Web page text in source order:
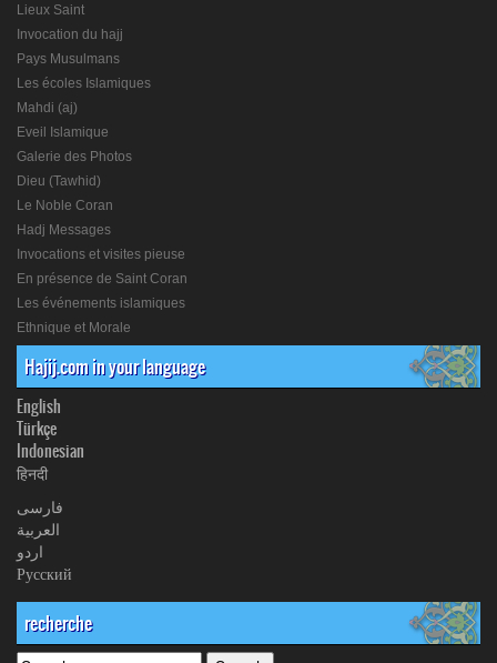
Lieux Saint
Invocation du hajj
Pays Musulmans
Les écoles Islamiques
Mahdi (aj)
Eveil Islamique
Galerie des Photos
Dieu (Tawhid)
Le Noble Coran
Hadj Messages
Invocations et visites pieuse
En présence de Saint Coran
Les événements islamiques
Ethnique et Morale
Hajij.com in your language
English
Türkçe
Indonesian
हिनदी
فارسی
العربیة
اردو
Русский
recherche